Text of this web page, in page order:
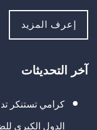
إعرف المزيد
آخر التحديثات
كرامي تستنكر
الدول الكبرى